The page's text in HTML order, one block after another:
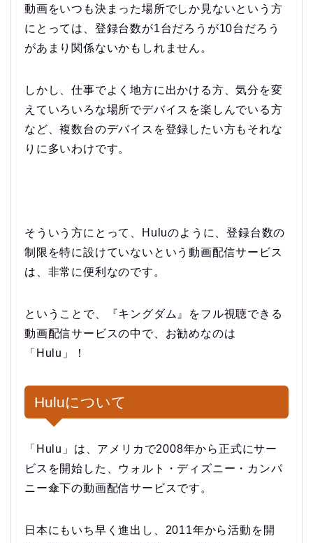
動画をいつも決まった場所でしか見ないという方
にとっては、登録台数が1台だろうが10台だろう
があまり関係ないかもしれません。
しかし、仕事でよく地方に出かける方、気分を変
えていろいろな場所でデバイスを楽しんでいる方
など、複数台のデバイスを登録したい方もそれな
りに多いわけです。
そういう方にとって、Huluのように、登録台数の
制限を特に設けていないという動画配信サービス
は、非常に便利なのです。
ということで、
『キングダム』をフル視聴できる
動画配信サービスの中で、お勧めなのは
「Hulu」！
Huluについて
「Hulu」は、アメリカで2008年から正式にサー
ビスを開始した、ウォルト・ディズニー・カンパ
ニー傘下の動画配信サービスです。
日本にもいち早く進出し、2011年から活動を開